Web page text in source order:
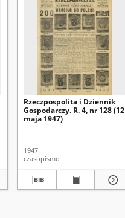
Rzeczpospolita i Dziennik
Gospodarczy. R. 4, nr 128 (12
maja 1947)
1947
czasopismo